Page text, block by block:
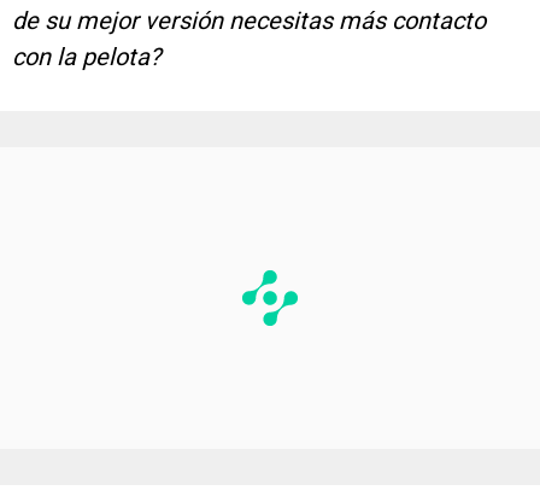
de su mejor versión necesitas más contacto
con la pelota?